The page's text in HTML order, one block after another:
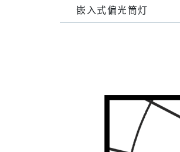
嵌⼊式偏光筒灯